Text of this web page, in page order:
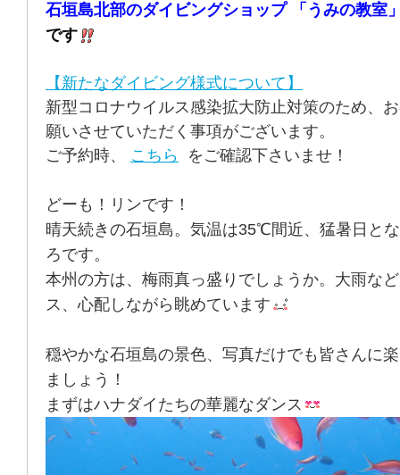
石垣島北部のダイビングショップ 「うみの教室
です
【新たなダイビング様式について】
新型コロナウイルス感染拡大防止対策のため、
願いさせていただく事項がございます。
ご予約時、 こちら をご確認下さいませ！
どーも！リンです！
晴天続きの石垣島。気温は35℃間近、猛暑日と
ろです。
本州の方は、梅雨真っ盛りでしょうか。大雨な
ス、心配しながら眺めています
穏やかな石垣島の景色、写真だけでも皆さんに
ましょう！
まずはハナダイたちの華麗なダンス